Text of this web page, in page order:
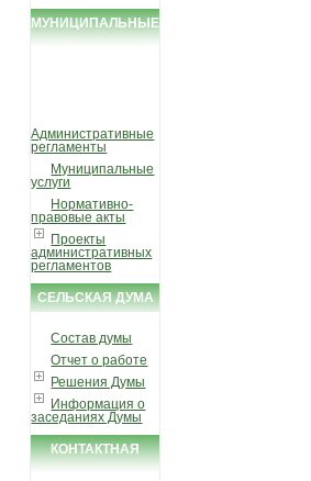
МУНИЦИПАЛЬНЫЕ
Административные
регламенты
Муниципальные
услуги
Нормативно-
правовые акты
Проекты
административных
регламентов
СЕЛЬСКАЯ ДУМА
Состав думы
Отчет о работе
Решения Думы
Информация о
заседаниях Думы
КОНТАКТНАЯ